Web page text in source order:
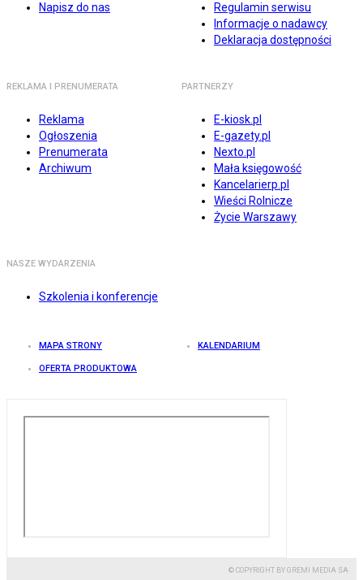
Napisz do nas
Regulamin serwisu
Informacje o nadawcy
Deklaracja dostępności
REKLAMA I PRENUMERATA
Reklama
Ogłoszenia
Prenumerata
Archiwum
PARTNERZY
E-kiosk.pl
E-gazety.pl
Nexto.pl
Mała księgowość
Kancelarierp.pl
Wieści Rolnicze
Życie Warszawy
NASZE WYDARZENIA
Szkolenia i konferencje
MAPA STRONY KALENDARIUM
OFERTA PRODUKTOWA
© COPYRIGHT BY GREMI MEDIA SA